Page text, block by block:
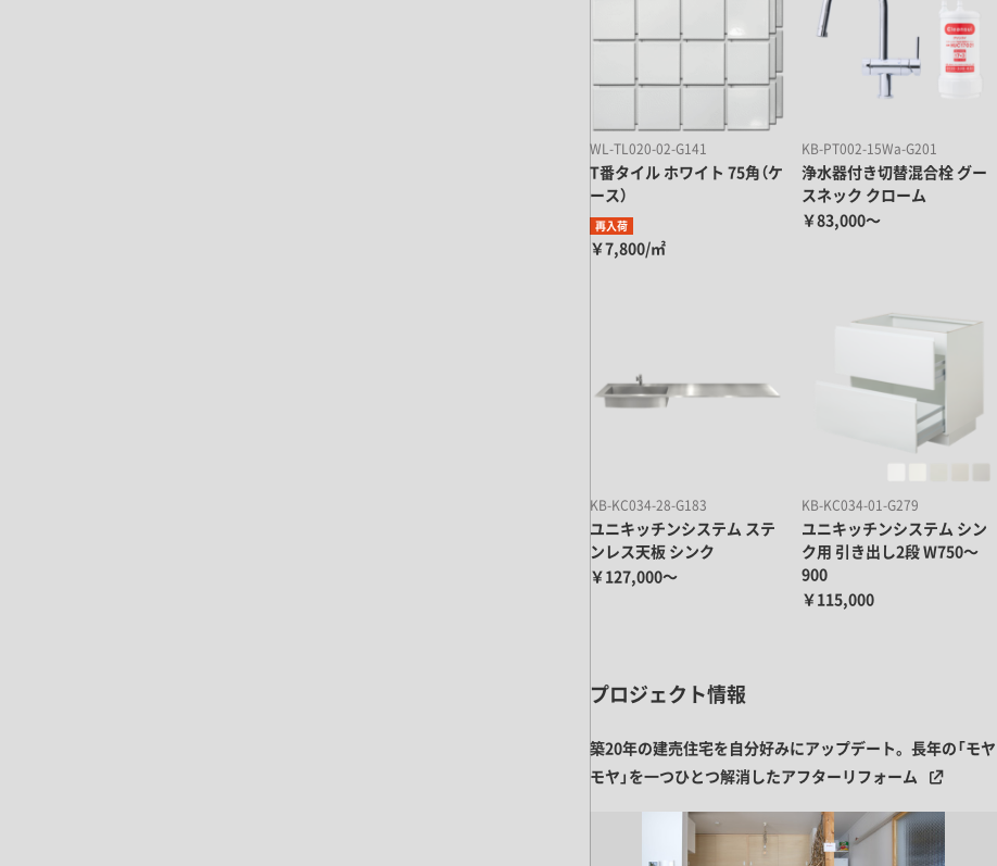
WL-TL020-02-G141
T番タイル ホワイト 75角（ケ
ース）
再入荷
￥7,800/㎡
KB-PT002-15Wa-G201
浄水器付き切替混合栓 グー
スネック クローム
￥83,000～
KB-KC034-28-G183
ユニキッチンシステム ステ
ンレス天板 シンク
￥127,000～
KB-KC034-01-G279
ユニキッチンシステム シン
ク用 引き出し2段 W750～
900
￥115,000
プロジェクト情報
築20年の建売住宅を自分好みにアップデート。長年の「モヤ
モヤ」を一つひとつ解消したアフターリフォーム